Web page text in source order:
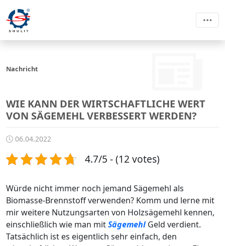
Nachricht
WIE KANN DER WIRTSCHAFTLICHE WERT
VON SÄGEMEHL VERBESSERT WERDEN?
06.04.2022
4.7/5 - (12 votes)
Würde nicht immer noch jemand Sägemehl als
Biomasse-Brennstoff verwenden? Komm und lerne mit
mir weitere Nutzungsarten von Holzsägemehl kennen,
einschließlich wie man mitSägemehlGeld verdient.
Tatsächlich ist es eigentlich sehr einfach, den